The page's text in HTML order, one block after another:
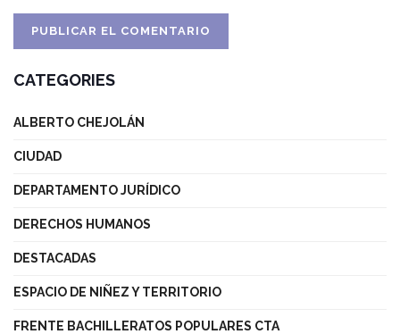
CATEGORIES
ALBERTO CHEJOLÁN
CIUDAD
DEPARTAMENTO JURÍDICO
DERECHOS HUMANOS
DESTACADAS
ESPACIO DE NIÑEZ Y TERRITORIO
FRENTE BACHILLERATOS POPULARES CTA